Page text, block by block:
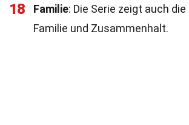
18 Familie: Die Serie zeigt auch
Familie und Zusammenhalt.